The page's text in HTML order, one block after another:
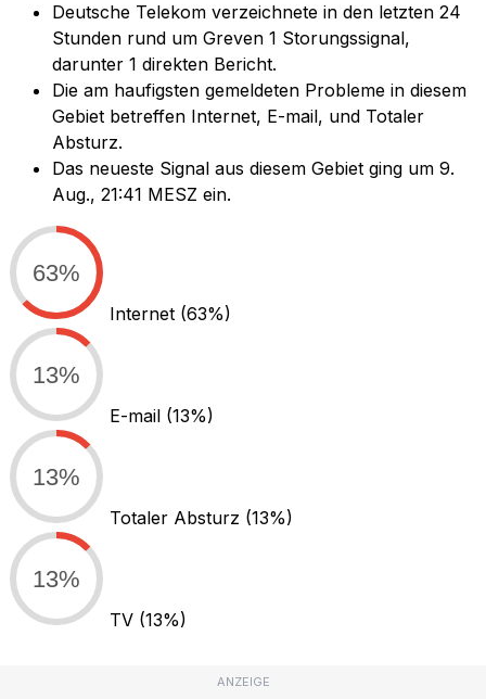
Deutsche Telekom verzeichnete in den letzten 24
Stunden rund um Greven 1 Storungssignal,
darunter 1 direkten Bericht.
Die am haufigsten gemeldeten Probleme in diesem
Gebiet betreffen Internet, E-mail, und Totaler
Absturz.
Das neueste Signal aus diesem Gebiet ging um 9.
Aug., 21:41 MESZ ein.
63%
Internet (63%)
13%
E-mail (13%)
13%
Totaler Absturz (13%)
13%
TV (13%)
ANZEIGE